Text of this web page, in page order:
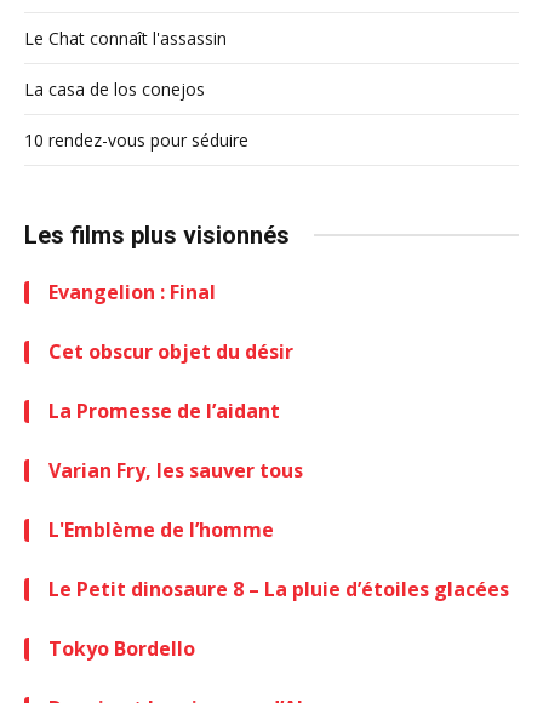
Le Chat connaît l'assassin
La casa de los conejos
10 rendez-vous pour séduire
Les films plus visionnés
Evangelion : Final
Cet obscur objet du désir
La Promesse de l’aidant
Varian Fry, les sauver tous
L'Emblème de l’homme
Le Petit dinosaure 8 – La pluie d’étoiles glacées
Tokyo Bordello